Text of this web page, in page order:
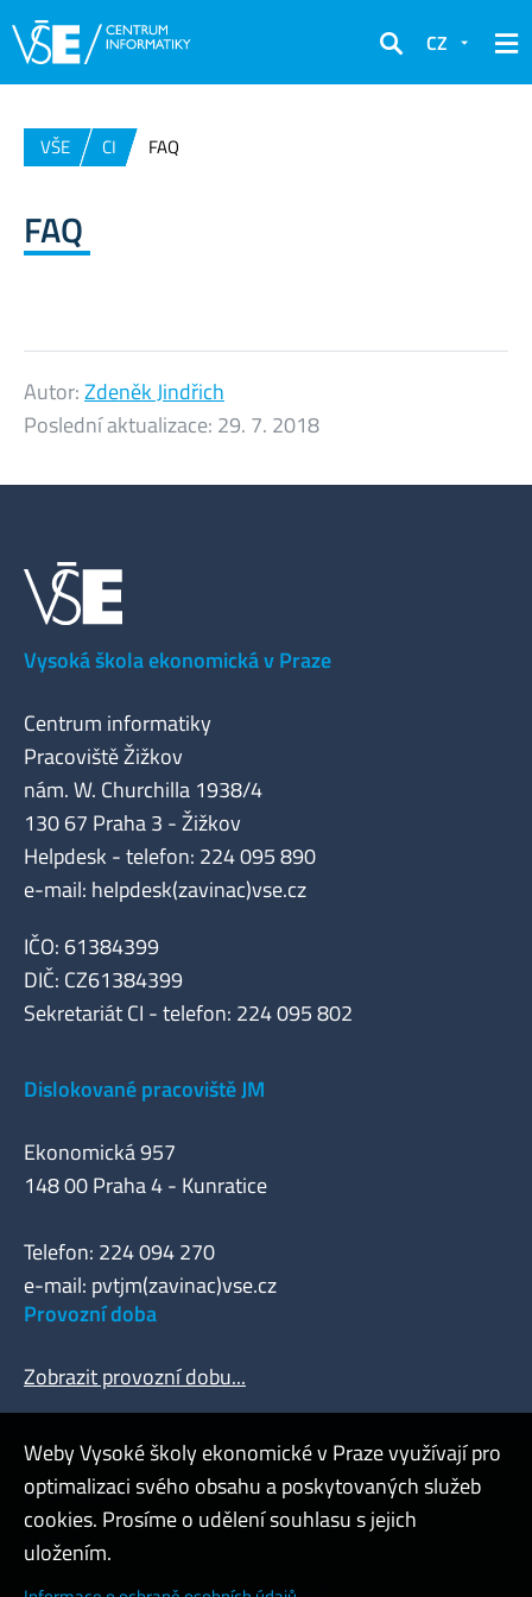
Hledat
CZ
VŠE CI FAQ
FAQ
Autor:Zdeněk Jindřich
Poslední aktualizace: 29. 7. 2018
Vysoká škola ekonomická v Praze
Centrum informatiky
Pracoviště Žižkov
nám. W. Churchilla 1938/4
130 67 Praha 3 - Žižkov
Helpdesk - telefon: 224 095 890
e-mail: helpdesk(zavinac)vse.cz
IČO: 61384399
DIČ: CZ61384399
Sekretariát CI - telefon: 224 095 802
Dislokované pracoviště JM
Ekonomická 957
148 00 Praha 4 - Kunratice
Telefon: 224 094 270
e-mail: pvtjm(zavinac)vse.cz
Provozní doba
Zobrazit provozní dobu...
Webmaster
Admin
Weby Vysoké školy ekonomické v Praze využívají pro
optimalizaci svého obsahu a poskytovaných služeb
cookies. Prosíme o udělení souhlasu s jejich
uložením.